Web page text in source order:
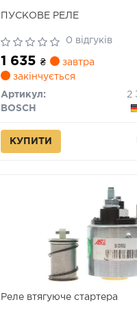
ПУСКОВЕ РЕЛЕ
0 відгуків
1 635₴
завтра
закінчується
Артикул:
BOSCH
КУПИТИ
Реле втягуюче стартера